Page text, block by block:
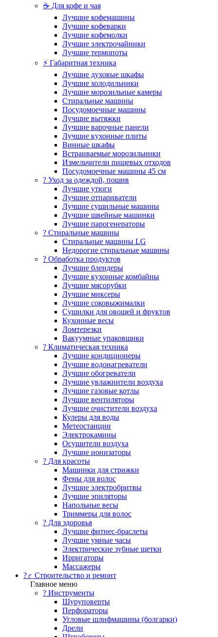
☕ Для кофе и чая
Лучшие кофемашины
Лучшие кофеварки
Лучшие кофемолки
Лучшие электрочайники
Лучшие термопоты
⚡ Габаритная техника
Лучшие духовые шкафы
Лучшие холодильники
Лучшие морозильные камеры
Стиральные машины
Посудомоечные машины
Лучшие вытяжки
Лучшие варочные панели
Лучшие кухонные плиты
Винные шкафы
Встраиваемые морозильники
Измельчители пищевых отходов
Посудомоечные машины 45 см
? Уход за одеждой, пошив
Лучшие утюги
Лучшие отпариватели
Лучшие сушильные машины
Лучшие швейные машинки
Лучшие парогенераторы
? Стиральные машины
Стиральные машины LG
Недорогие стиральные машины
? Обработка продуктов
Лучшие блендеры
Лучшие кухонные комбайны
Лучшие мясорубки
Лучшие миксеры
Лучшие соковыжималки
Сушилки для овощей и фруктов
Кухонные весы
Ломтерезки
Вакуумные упаковщики
?️ Климатическая техника
Лучшие кондиционеры
Лучшие водонагреватели
Лучшие обогреватели
Лучшие увлажнители воздуха
Лучшие газовые котлы
Лучшие вентиляторы
Лучшие очистители воздуха
Кулеры для воды
Метеостанции
Электрокамины
Осушители воздуха
Лучшие ионизаторы
? Для красоты
Машинки для стрижки
Фены для волос
Лучшие электробритвы
Лучшие эпиляторы
Напольные весы
Триммеры для волос
? Для здоровья
Лучшие фитнес-браслеты
Лучшие умные часы
Электрические зубные щетки
Ирригаторы
Массажеры
?‍♂️ Строительство и ремонт
Главное меню
?️ Инструменты
Шуруповерты
Перфораторы
Угловые шлифмашины (болгарки)
Дрели